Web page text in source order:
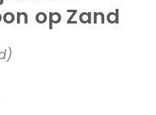
op Zand